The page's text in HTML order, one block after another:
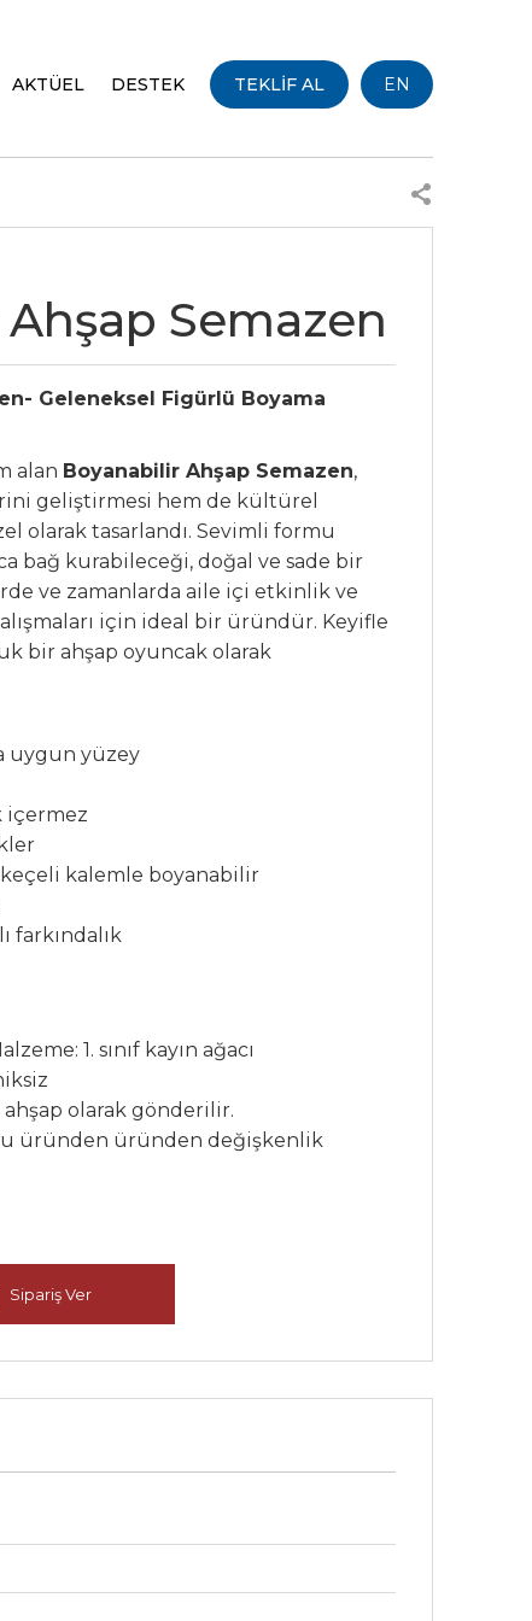
AKTÜEL DESTEK TEKLİF AL EN
Semazen
Geleneksel Figürlü Boyama
alan Boyanabilir Ahşap Semazen,
geliştirmesi hem de kültürel
olarak tasarlandı. Sevimli formu
bağ kurabileceği, doğal ve sade bir
ve zamanlarda aile içi etkinlik ve
için ideal bir üründür. Keyifle
bir ahşap oyuncak olarak
uygun yüzey
içermez
kalemle boyanabilir
farkındalık
1. sınıf kayın ağacı
ahşap olarak gönderilir.
üründen üründen değişkenlik
Sipariş Ver